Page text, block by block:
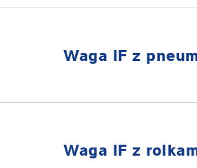
Rolki i ruchomy uchwyt
Waga IF z
Waga IF z